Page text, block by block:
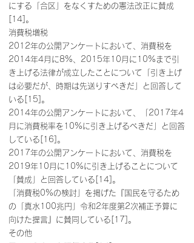
にする「合区」をなくすための憲法改正に賛成
[14]。
消費税増税
2012年の公開アンケートにおいて、消費税を
2014年4月に8%、2015年10月に10%まで引
き上げる法律が成立したことについて「引き上げ
は必要だが、時期は先送りすべきだ」と回答して
いる[15]。
2014年の公開アンケートにおいて、「2017年4
月に消費税率を10%に引き上げるべきだ」と回答
している[16]。
2017年の公開アンケートにおいて、消費税を
2019年10月に10%に引き上げることについて
「賛成」と回答している[14]。
「消費税0%の検討」を掲げた『国民を守るため
の「真水100兆円」令和2年度第2次補正予算に
向けた提言』に賛同している[17]。
その他